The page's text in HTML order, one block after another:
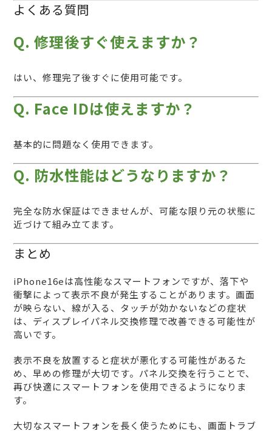
よくある質問
Q. 修理後すぐ使えますか？
はい、修理完了後すぐに使用可能です。
Q. Face IDは使えますか？
基本的に問題なく使用できます。
Q. 防水性能はどうなりますか？
完全な防水保証はできませんが、可能な限り元の状態に
近づけて組み立てます。
まとめ
iPhone16eは高性能なスマートフォンですが、落下や
衝撃によって表示不良が発生することがあります。画面
が映らない、線が入る、タッチが効かないなどの症状
は、ディスプレイパネル交換修理で改善できる可能性が
高いです。
表示不良を放置すると症状が悪化する可能性があるた
め、早めの修理が大切です。パネル交換を行うことで、
再び快適にスマートフォンを使用できるようになりま
す。
大切なスマートフォンを長く使うためにも、画面トラブ